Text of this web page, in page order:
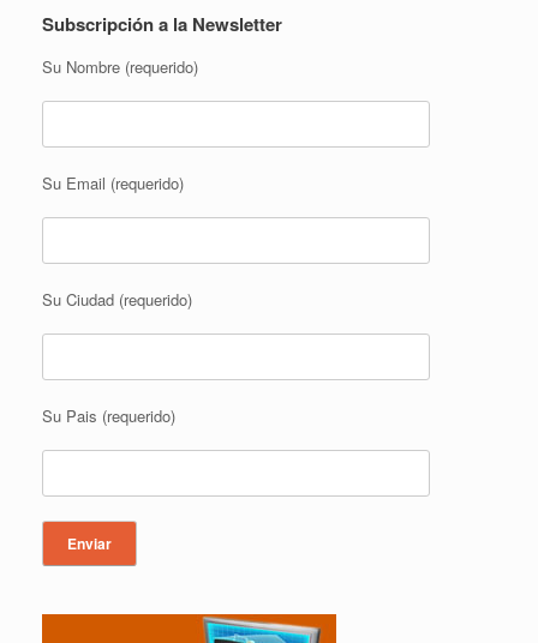
Subscripción a la Newsletter
Su Nombre (requerido)
Su Email (requerido)
Su Ciudad (requerido)
Su Pais (requerido)